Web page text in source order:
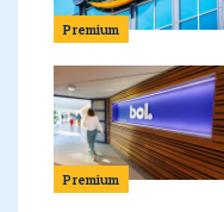
Premium
Premium